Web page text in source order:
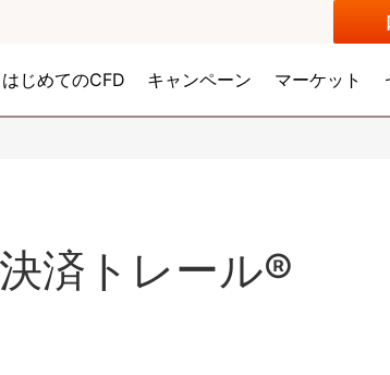
はじめてのCFD キャンペーン マーケット
決済トレール®